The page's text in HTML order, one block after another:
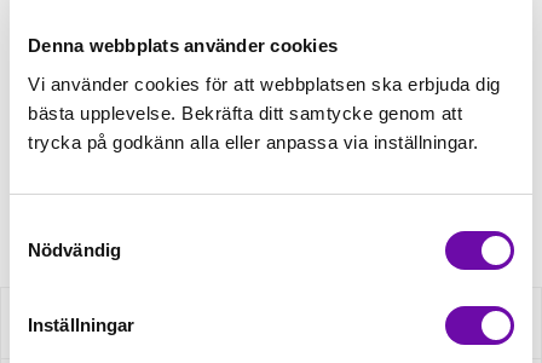
Denna webbplats använder cookies
Vi använder cookies för att webbplatsen ska erbjuda dig
bästa upplevelse. Bekräfta ditt samtycke genom att
trycka på godkänn alla eller anpassa via inställningar.
Nödvändig
Inställningar
Finns i lager
Minsta beställning: 0.5 m
Beskrivning